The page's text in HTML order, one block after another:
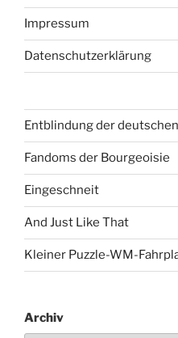
Impressum
Datenschutzerklärung
Entblindung der
Fandoms der Bourgeoisie
Eingeschneit
And Just Like That
Kleiner Puzzle-WM-
Archiv